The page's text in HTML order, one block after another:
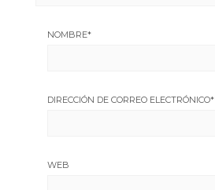
NOMBRE*
DIRECCIÓN DE CORREO ELECTRÓNICO*
WEB